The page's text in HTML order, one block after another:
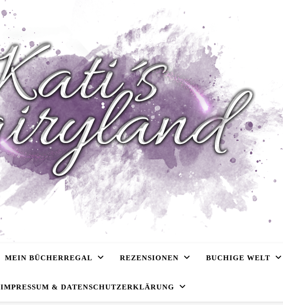
MEIN BÜCHERREGAL REZENSIONEN BUCHIGE WELT
IMPRESSUM & DATENSCHUTZERKLÄRUNG